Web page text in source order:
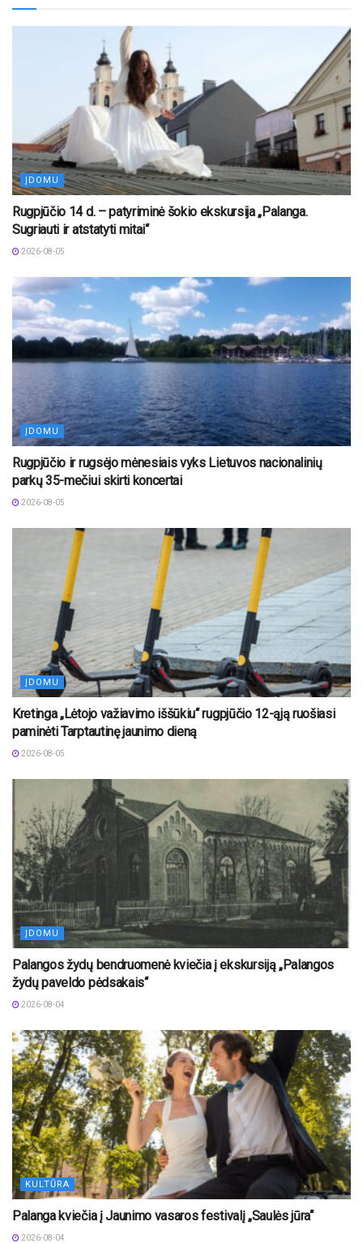
ĮDOMU
Rugpjūčio 14 d. – patyriminė šokio ekskursija „Palanga.
Sugriauti ir atstatyti mitai“
2026-08-05
ĮDOMU
Rugpjūčio ir rugsėjo mėnesiais vyks Lietuvos nacionalinių
parkų 35-mečiui skirti koncertai
2026-08-05
ĮDOMU
Kretinga „Lėtojo važiavimo iššūkiu“ rugpjūčio 12-ąją ruošiasi
paminėti Tarptautinę jaunimo dieną
2026-08-05
ĮDOMU
Palangos žydų bendruomenė kviečia į ekskursiją „Palangos
žydų paveldo pėdsakais“
2026-08-04
KULTŪRA
Palanga kviečia į Jaunimo vasaros festivalį „Saulės jūra“
2026-08-04